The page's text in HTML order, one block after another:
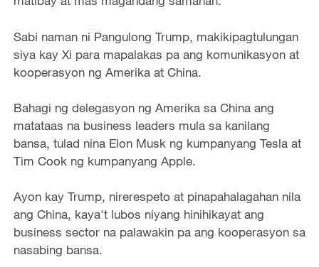
Sabi naman ni Pangulong Trump, makikipagtulungan
siya kay Xi para mapalakas pa ang komunikasyon at
kooperasyon ng Amerika at China.
Bahagi ng delegasyon ng Amerika sa China ang
matataas na business leaders mula sa kanilang
bansa, tulad nina Elon Musk ng kumpanyang Tesla at
Tim Cook ng kumpanyang Apple.
Ayon kay Trump, nirerespeto at pinapahalagahan nila
ang China, kaya't lubos niyang hinihikayat ang
business sector na palawakin pa ang kooperasyon sa
nasabing bansa.